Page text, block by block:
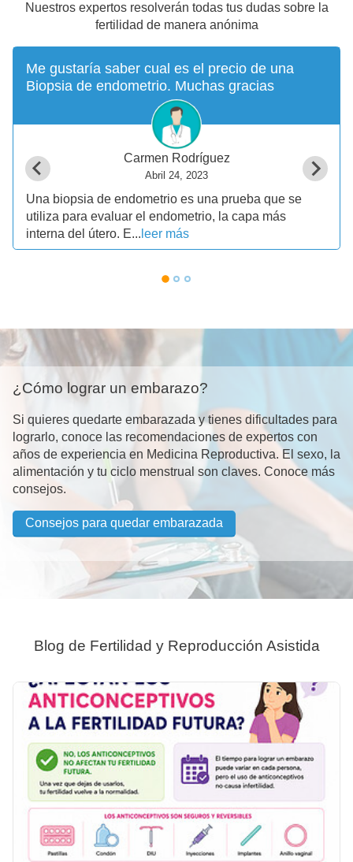
Nuestros expertos resolverán todas tus dudas sobre la
fertilidad de manera anónima
Me gustaría saber cual es el precio de una
Biopsia de endometrio. Muchas gracias
Carmen Rodríguez
Abril 24, 2023
Una biopsia de endometrio es una prueba que se
utiliza para evaluar el endometrio, la capa más
interna del útero. E... leer más
¿Cómo lograr un embarazo?
Si quieres quedarte embarazada y tienes dificultades para
lograrlo, conoce las recomendaciones de expertos con
años de experiencia en Medicina Reproductiva. El sexo, la
alimentación y tu ciclo menstrual son claves. Conoce más
consejos.
Consejos para quedar embarazada
Blog de Fertilidad y Reproducción Asistida